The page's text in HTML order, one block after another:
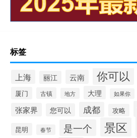
标签
上海 丽江 云南 你可以
厦门
古镇 地方 大理 如果你
张家界 您可以 成都 攻略
昆明 春节 是一个 景区